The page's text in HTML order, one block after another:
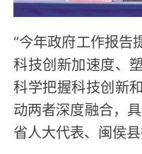
“今年政府工作报告
科技创新加速度、
科学把握科技创新
动两者深度融合，
省人大代表、闽侯